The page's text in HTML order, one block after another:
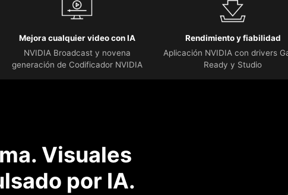
Mejora cualquier video con IA
NVIDIA Broadcast y novena
generación de Codificador NVIDIA
Rendimiento y fiabilidad
Aplicación NVIDIA con drivers
Ready y Studio
Visuales
por IA.